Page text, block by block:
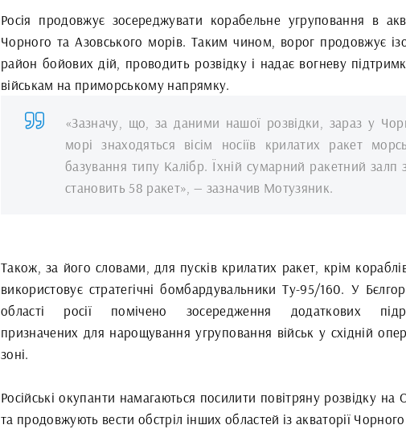
Росія продовжує зосереджувати корабельне угруповання в
Чорного та Азовського морів. Таким чином, ворог продовжує
район бойових дій, проводить розвідку і надає вогневу
військам на приморському напрямку.
«Зазначу, що, за даними нашої розвідки, зараз у
морі знаходяться вісім носіїв крилатих ракет
базування типу Калібр. Їхній сумарний ракетний залп
становить 58 ракет», — зазначив Мотузяник.
Також, за його словами, для пусків крилатих ракет, крім
використовує стратегічні бомбардувальники Ту-95/160. У
області росії помічено зосередження додаткових
призначених для нарощування угруповання військ у східній
зоні.
Російські окупанти намагаються посилити повітряну розвідку на
та продовжують вести обстріл інших областей із акваторії